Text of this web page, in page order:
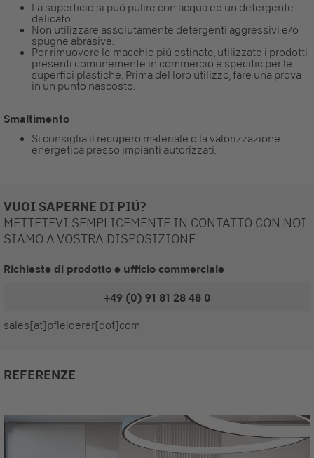
La superficie si può pulire con acqua ed un detergente
delicato.
Non utilizzare assolutamente detergenti aggressivi e/o
spugne abrasive.
Per rimuovere le macchie piú ostinate, utilizzate i prodotti
presenti comunemente in commercio e specific per le
superfici plastiche. Prima del loro utilizzo, fare una prova
in un punto nascosto.
Smaltimento
Si consiglia il recupero materiale o la valorizzazione
energetica presso impianti autorizzati.
VUOI SAPERNE DI PIÚ?
METTETEVI SEMPLICEMENTE IN CONTATTO CON NOI.
SIAMO A VOSTRA DISPOSIZIONE.
Richieste di prodotto e ufficio commerciale
+49 (0) 91 81 28 48 0
sales[at]pfleiderer[dot]com
REFERENZE